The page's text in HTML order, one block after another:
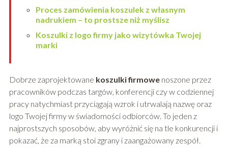
Proces zamówienia koszulek z własnym
nadrukiem – to prostsze niż myślisz
Koszulki z logo firmy jako wizytówka Twojej
marki
Dobrze zaprojektowane koszulki firmowenoszone przez
pracowników podczas targów, konferencji czy w codziennej
pracy natychmiast przyciągają wzrok i utrwalają nazwę oraz
logo Twojej firmy w świadomości odbiorców. To jeden z
najprostszych sposobów, aby wyróżnić się na tle konkurencji i
pokazać, że za marką stoi zgrany i zaangażowany zespół.